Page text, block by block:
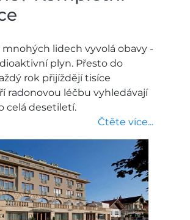
mnohých lidech vyvolá obavy -
plyn. Přesto do
rok přijíždějí tisíce
radonovou léčbu vyhledávají
celá desetiletí.
Čtěte více...